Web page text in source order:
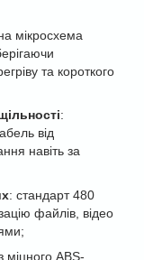
мікросхема
та короткого
:
від
навіть за
: стандарт 480
файлів, відео
міцного ABS-